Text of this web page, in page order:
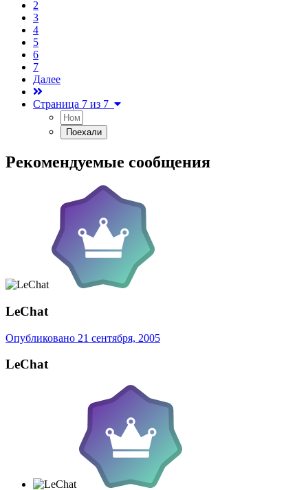
2
3
4
5
6
7
Далее
Страница 7 из 7
Рекомендуемые сообщения
LeChat
Опубликовано 21 сентября, 2005
LeChat